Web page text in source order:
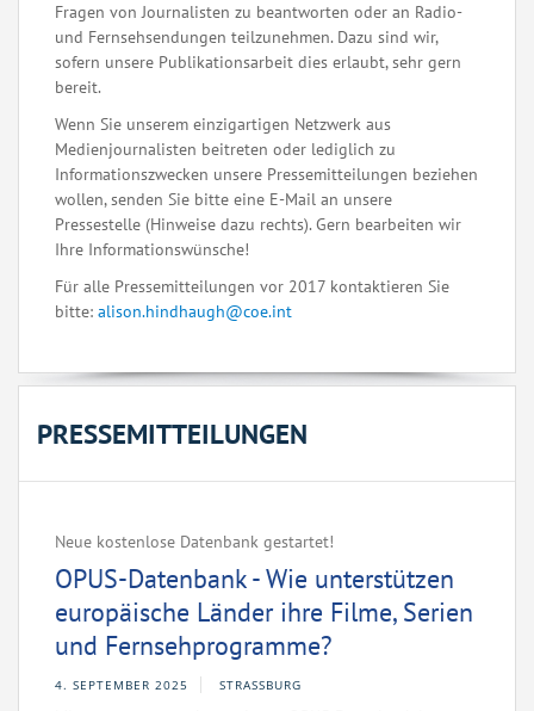
Fragen von Journalisten zu beantworten oder an Radio-
und Fernsehsendungen teilzunehmen. Dazu sind wir,
sofern unsere Publikationsarbeit dies erlaubt, sehr gern
bereit.
Wenn Sie unserem einzigartigen Netzwerk aus
Medienjournalisten beitreten oder lediglich zu
Informationszwecken unsere Pressemitteilungen beziehen
wollen, senden Sie bitte eine E-Mail an unsere
Pressestelle (Hinweise dazu rechts). Gern bearbeiten wir
Ihre Informationswünsche!
Für alle Pressemitteilungen vor 2017 kontaktieren Sie
bitte: alison.hindhaugh@coe.int
PRESSEMITTEILUNGEN
Neue kostenlose Datenbank gestartet!
OPUS-Datenbank - Wie unterstützen
europäische Länder ihre Filme, Serien
und Fernsehprogramme?
4. SEPTEMBER 2025 STRASSBURG